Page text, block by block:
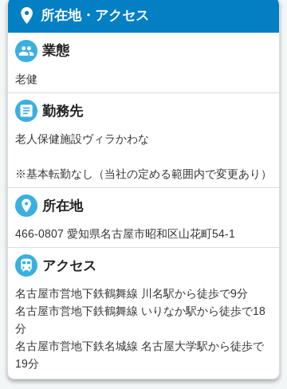
place 所在地・アクセス
people 業態
老健
_pin
勤務先
老人保健施設ヴィラかわな
※基本転勤なし（当社の定める範囲内で変更あり）
place 所在地
466-0807 愛知県名古屋市昭和区山花町54-1
 アクセス
名古屋市営地下鉄鶴舞線 川名駅から徒歩で9分
名古屋市営地下鉄鶴舞線 いりなか駅から徒歩で18
分
名古屋市営地下鉄名城線 名古屋大学駅から徒歩で
19分